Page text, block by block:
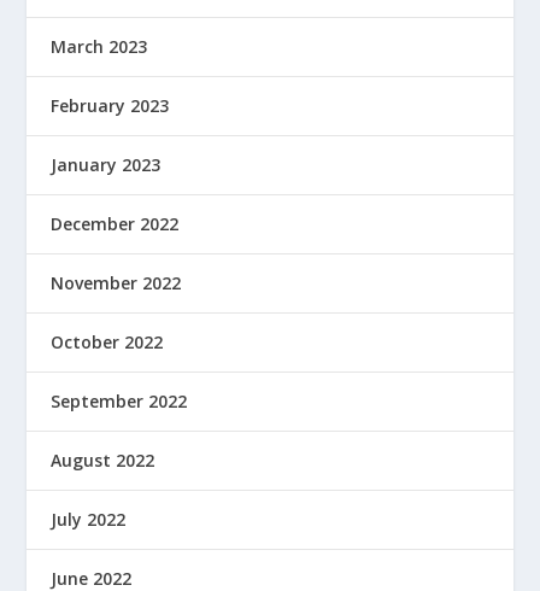
March 2023
February 2023
January 2023
December 2022
November 2022
October 2022
September 2022
August 2022
July 2022
June 2022